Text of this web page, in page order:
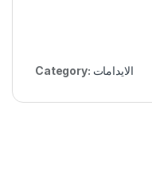
Category: الايدامات